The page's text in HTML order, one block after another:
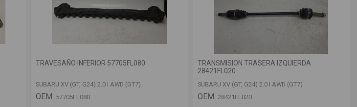
TRAVESAÑO INFERIOR 57705FL080
SUBARU XV (GT, G24) 2.0 I AWD (GT7)
OEM: 57705FL080
TRANSMISION TRASERA IZQUIERDA
28421FL020
SUBARU XV (GT, G24) 2.0 I AWD (GT7)
OEM: 28421FL020